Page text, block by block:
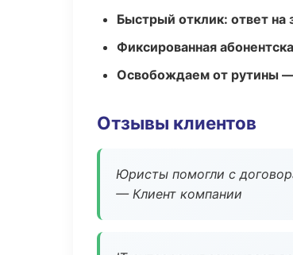
Быстрый отклик: ответ на
Фиксированная
Освобождаем от рутины —
Отзывы клиентов
Юристы помогли с
— Клиент компании